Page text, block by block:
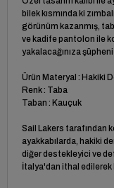
bilek kısmında ki
görünüm kazanmış,
ve kadife pantolon ile
yakalacağınıza
Ürün Materyal : Hakiki
Renk : Taba
Taban : Kauçuk
Sail Lakers tarafından
ayakkabılarda, hakiki
diğer destekleyici ve
İtalya'dan ithal edilerek